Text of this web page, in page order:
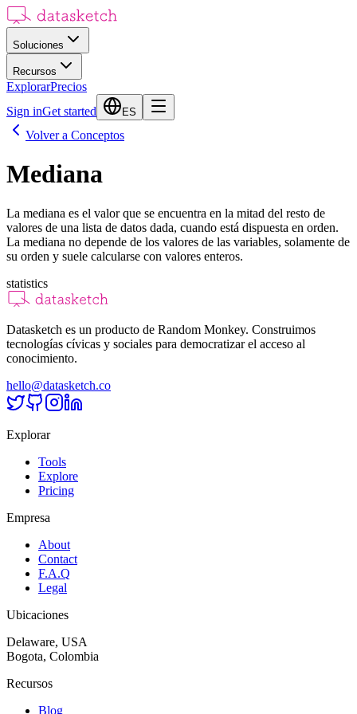
Soluciones
Recursos
ExplorarPrecios
Sign inGet started ES
Volver a Conceptos
Mediana
La mediana es el valor que se encuentra en la mitad del resto de
valores de una lista de datos dada, cuando está dispuesta en orden.
La mediana no depende de los valores de las variables, solamente de
su orden y suele calcularse con valores enteros.
statistics
Datasketch es un producto de Random Monkey. Construimos
tecnologías cívicas y sociales para democratizar el acceso al
conocimiento.
hello@datasketch.co
Explorar
Tools
Explore
Pricing
Empresa
About
Contact
F.A.Q
Legal
Ubicaciones
Delaware, USA
Bogota, Colombia
Recursos
Blog